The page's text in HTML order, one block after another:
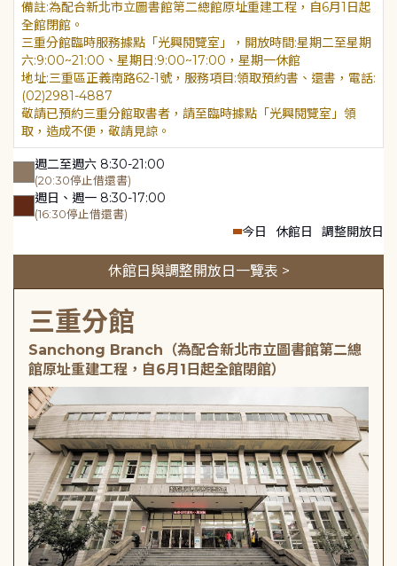
為配合新北市立圖書館第二總館原址重建工程，自6月1日起
全館閉館。
三重分館臨時服務據點「光興閱覽室」，開放時間:星期二至星期
六:9:00~21:00、星期日:9:00~17:00，星期一休館
地址:三重區正義南路62-1號，服務項目:領取預約書、還書，電話:
(02)2981-4887
敬請已預約三重分館取書者，請至臨時據點「光興閱覽室」領
取，造成不便，敬請見諒。
週二至週六 8:30-21:00
(20:30停止借還書)
週日、週一 8:30-17:00
(16:30停止借還書)
今日 休館日 調整開放日
休館日與調整開放日一覽表 >
三重分館
Sanchong Branch（為配合新北市立圖書館第二總
館原址重建工程，自6月1日起全館閉館）